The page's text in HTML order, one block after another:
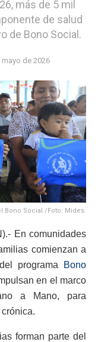
más de 5 mil
de salud
de Bono Social.
mayo de 2026
Bono Social./Foto: Mides.
En comunidades
comienzan a
programa
Bono
en el marco
a Mano, para
forman parte del